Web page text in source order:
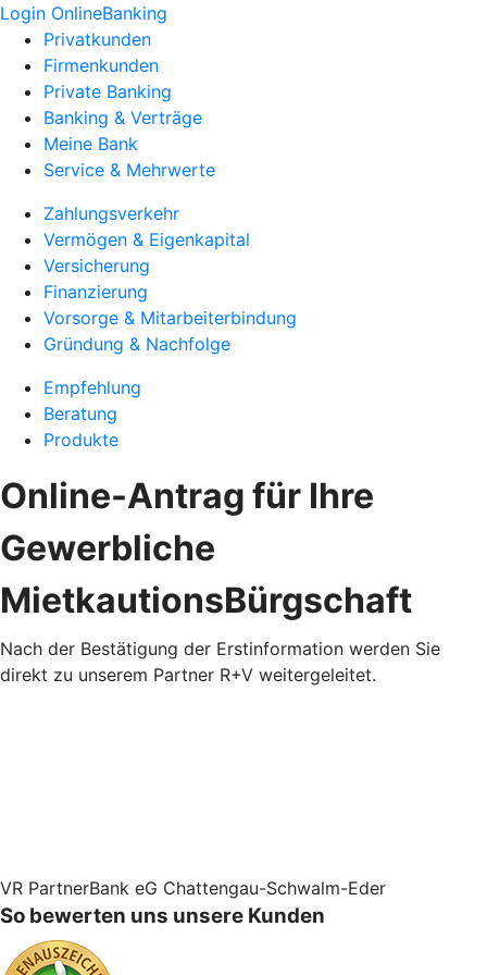
Login OnlineBanking
Privatkunden
Firmenkunden
Private Banking
Banking & Verträge
Meine Bank
Service & Mehrwerte
Zahlungsverkehr
Vermögen & Eigenkapital
Versicherung
Finanzierung
Vorsorge & Mitarbeiterbindung
Gründung & Nachfolge
Empfehlung
Beratung
Produkte
Online-Antrag für Ihre
Gewerbliche
MietkautionsBürgschaft
Nach der Bestätigung der Erstinformation werden Sie
direkt zu unserem Partner R+V weitergeleitet.
VR PartnerBank eG Chattengau-Schwalm-Eder
So bewerten uns unsere Kunden